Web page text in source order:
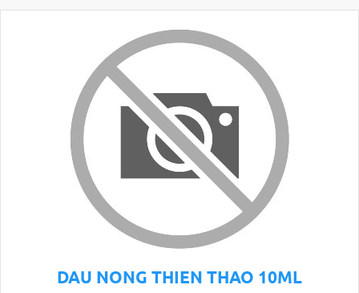
DAU NONG THIEN THAO 10ML